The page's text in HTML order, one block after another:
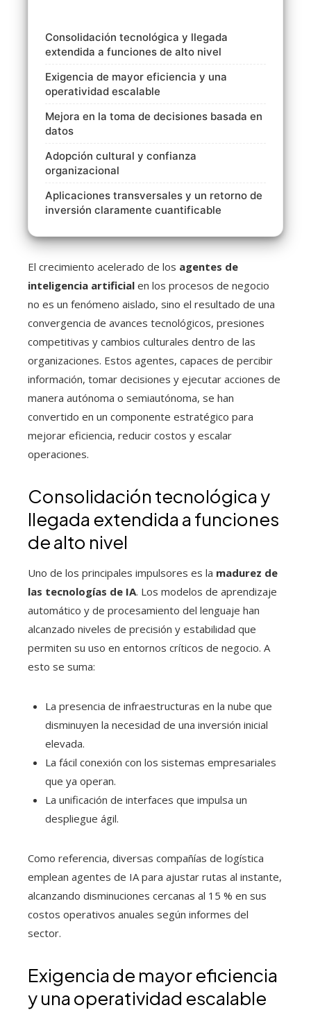
Consolidación tecnológica y llegada
extendida a funciones de alto nivel
Exigencia de mayor eficiencia y una
operatividad escalable
Mejora en la toma de decisiones basada en
datos
Adopción cultural y confianza
organizacional
Aplicaciones transversales y un retorno de
inversión claramente cuantificable
El crecimiento acelerado de los agentes de
inteligencia artificial en los procesos de negocio
no es un fenómeno aislado, sino el resultado de una
convergencia de avances tecnológicos, presiones
competitivas y cambios culturales dentro de las
organizaciones. Estos agentes, capaces de percibir
información, tomar decisiones y ejecutar acciones de
manera autónoma o semiautónoma, se han
convertido en un componente estratégico para
mejorar eficiencia, reducir costos y escalar
operaciones.
Consolidación tecnológica y
llegada extendida a funciones
de alto nivel
Uno de los principales impulsores es la madurez de
las tecnologías de IA. Los modelos de aprendizaje
automático y de procesamiento del lenguaje han
alcanzado niveles de precisión y estabilidad que
permiten su uso en entornos críticos de negocio. A
esto se suma:
La presencia de infraestructuras en la nube que
disminuyen la necesidad de una inversión inicial
elevada.
La fácil conexión con los sistemas empresariales
que ya operan.
La unificación de interfaces que impulsa un
despliegue ágil.
Como referencia, diversas compañías de logística
emplean agentes de IA para ajustar rutas al instante,
alcanzando disminuciones cercanas al 15 % en sus
costos operativos anuales según informes del
sector.
Exigencia de mayor eficiencia
y una operatividad escalable